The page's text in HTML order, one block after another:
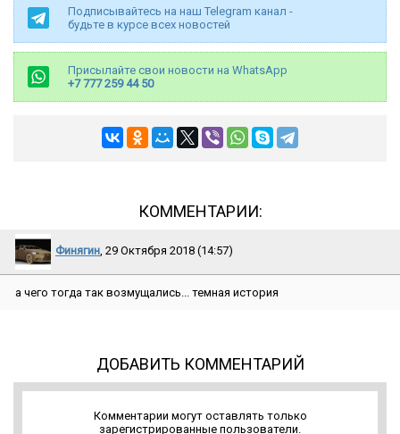
Подписывайтесь на наш Telegram канал -
будьте в курсе всех новостей
Присылайте свои новости на WhatsApp
+7 777 259 44 50
КОММЕНТАРИИ:
Финягин, 29 Октября 2018 (14:57)
а чего тогда так возмущались... темная история
ДОБАВИТЬ КОММЕНТАРИЙ
Комментарии могут оставлять только
зарегистрированные пользователи.